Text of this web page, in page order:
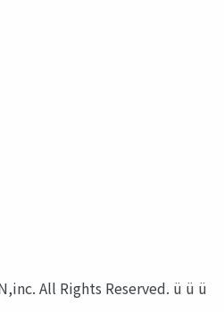
All Rights Reserved. ü ü ü